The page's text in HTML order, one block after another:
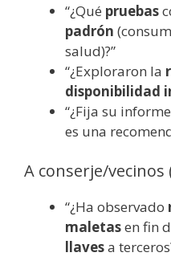
“¿Qué pruebas
padrón
salud)?”
“¿Exploraron la
disponibilidad
“¿Fija su informe
es una
A conserje/
“¿Ha observado
maletasen fin
llavesa